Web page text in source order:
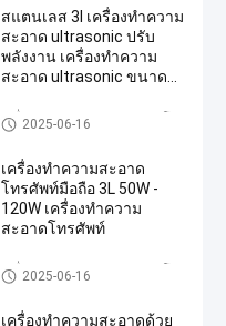
สแตนเลส 3l เครื่องทําความ
สะอาด ultrasonic ปรับ
พลังงาน เครื่องทําความ
สะอาด ultrasonic ขนาด
เครื่องทำความสะอาดอัลตราโซ
นิกเชิงพาณิชย์
2025-06-16
เครื่องทําความสะอาด
โทรศัพท์มือถือ 3L 50W -
120W เครื่องทําความ
สะอาดโทรศัพท์
เครื่องทำความสะอาดอัลตราโซ
นิกเชิงพาณิชย์
2025-06-16
เครื่องทําความสะอาดด้วย